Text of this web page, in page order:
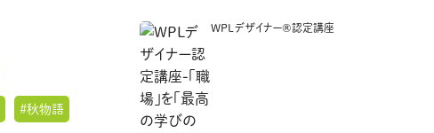
#秋物語
WPLデザイナー®認定講座